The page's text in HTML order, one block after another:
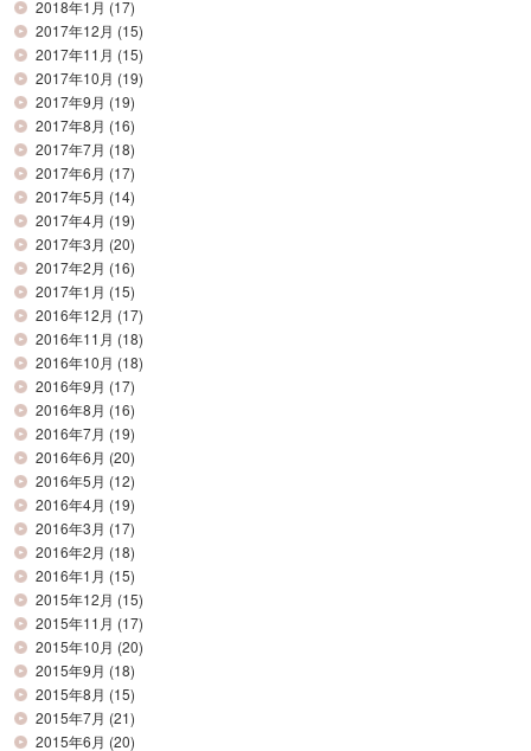
2018年1月 (17)
2017年12月 (15)
2017年11月 (15)
2017年10月 (19)
2017年9月 (19)
2017年8月 (16)
2017年7月 (18)
2017年6月 (17)
2017年5月 (14)
2017年4月 (19)
2017年3月 (20)
2017年2月 (16)
2017年1月 (15)
2016年12月 (17)
2016年11月 (18)
2016年10月 (18)
2016年9月 (17)
2016年8月 (16)
2016年7月 (19)
2016年6月 (20)
2016年5月 (12)
2016年4月 (19)
2016年3月 (17)
2016年2月 (18)
2016年1月 (15)
2015年12月 (15)
2015年11月 (17)
2015年10月 (20)
2015年9月 (18)
2015年8月 (15)
2015年7月 (21)
2015年6月 (20)